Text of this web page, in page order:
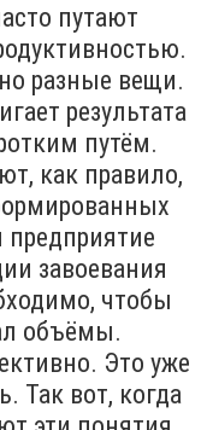
путают
разные вещи.
результата
путём.
как правило,
завоевания
чтобы
объёмы.
Это уже
Так вот, когда